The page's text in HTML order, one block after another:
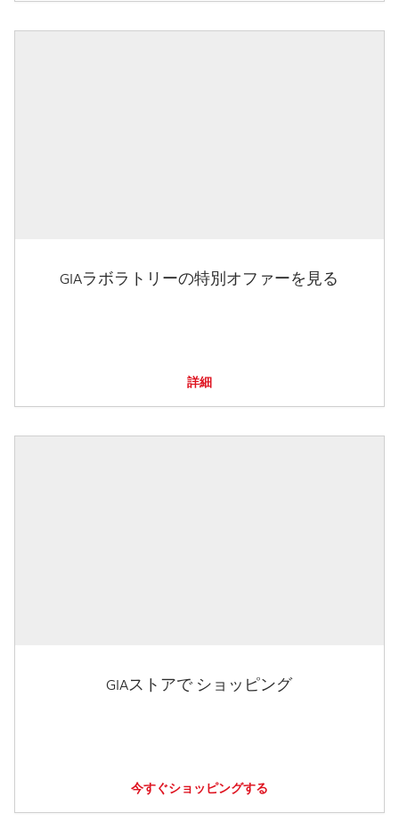
GIAラボラトリーの特別オファーを見る
詳細
GIAストアで ショッピング
今すぐショッピングする